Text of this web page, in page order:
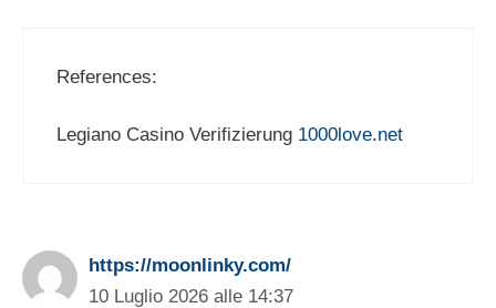
References:
Legiano Casino Verifizierung 1000love.net
https://moonlinky.com/
10 Luglio 2026 alle 14:37